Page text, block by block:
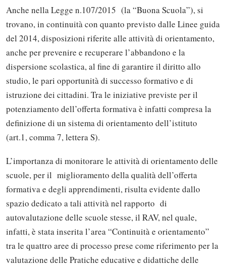
Anche nella Legge n.107/2015 (la “Buona Scuola”), si
trovano, in continuità con quanto previsto dalle Linee guida
del 2014, disposizioni riferite alle attività di orientamento,
anche per prevenire e recuperare l’abbandono e la
dispersione scolastica, al fine di garantire il diritto allo
studio, le pari opportunità di successo formativo e di
istruzione dei cittadini. Tra le iniziative previste per il
potenziamento dell’offerta formativa è infatti compresa la
definizione di un sistema di orientamento dell’istituto
(art.1, comma 7, lettera S).
L’importanza di monitorare le attività di orientamento delle
scuole, per il miglioramento della qualità dell’offerta
formativa e degli apprendimenti, risulta evidente dallo
spazio dedicato a tali attività nel rapporto di
autovalutazione delle scuole stesse, il RAV, nel quale,
infatti, è stata inserita l’area “Continuità e orientamento”
tra le quattro aree di processo prese come riferimento per la
valutazione delle Pratiche educative e didattiche delle